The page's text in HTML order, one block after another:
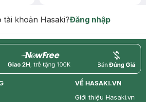
tài khoản Hasaki?Đăng nhập
nowfree price
VỀ HASAKI.VN
Giới thiệu Hasaki.vn